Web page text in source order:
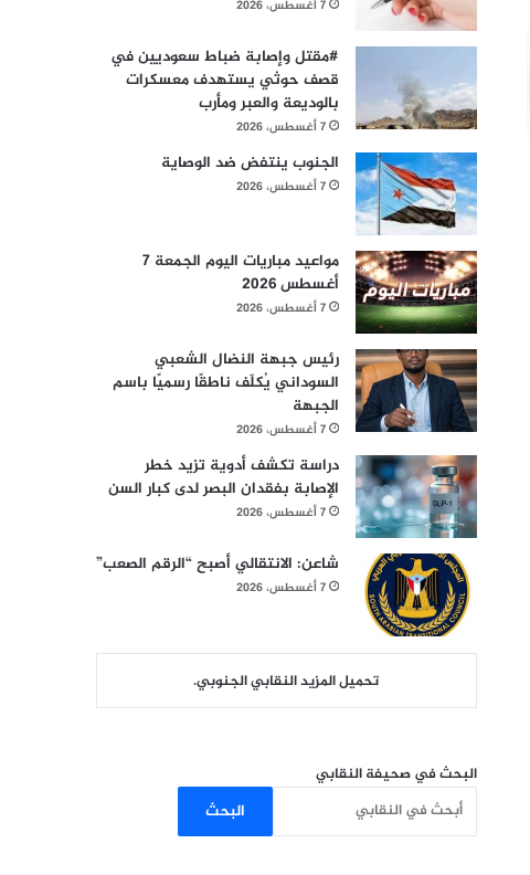
7 أغسطس، 2026
#مقتل وإصابة ضباط سعوديين في
قصف حوثي يستهدف معسكرات
بالوديعة والعبر ومأرب
7 أغسطس، 2026
الجنوب ينتفض ضد الوصاية
7 أغسطس، 2026
مواعيد مباريات اليوم الجمعة 7
أغسطس 2026
7 أغسطس، 2026
رئيس جبهة النضال الشعبي
السوداني يُكلّف ناطقًا رسميًا باسم
الجبهة
7 أغسطس، 2026
دراسة تكشف أدوية تزيد خطر
الإصابة بفقدان البصر لدى كبار السن
7 أغسطس، 2026
شاعن: الانتقالي أصبح “الرقم الصعب”
7 أغسطس، 2026
تحميل المزيد النقابي الجنوبي.
البحث في صحيفة النقابي
البحث